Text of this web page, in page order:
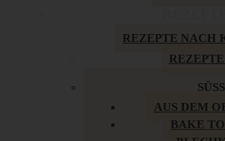
REZEPTE NACH
SÜSS
AUS DEM
BAKE